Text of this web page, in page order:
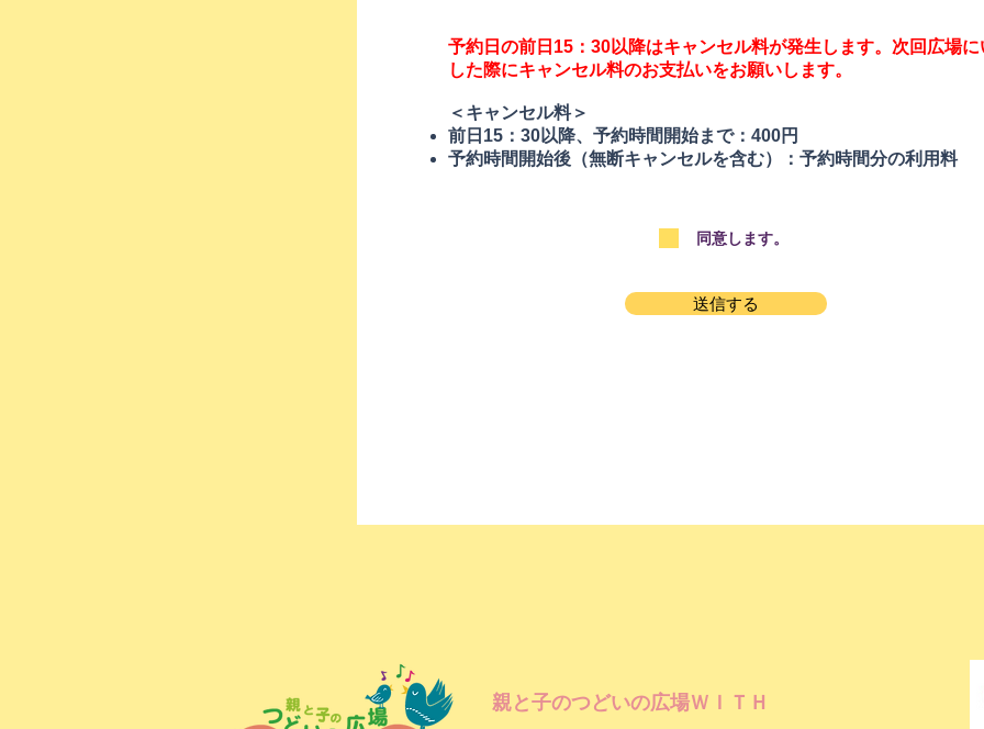
予約日の前日15：30以降はキャンセル料が発生します。次回広場に
した際にキャンセル料のお支払いをお願いします。
＜キャンセル料＞
前日15：30以降、予約時間開始まで：400円
予約時間開始後（無断キャンセルを含む）：予約時間分の利用料
同意します。
送信する
親と子のつどいの広場ＷＩＴＨ